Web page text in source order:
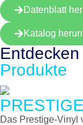
Datenblatt
Katalog
Produkte
PRESTIGE
Das Prestige-Vinyl